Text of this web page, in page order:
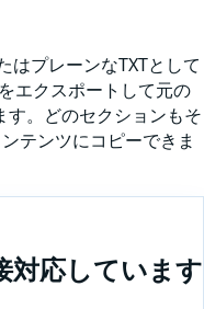
はプレーンなTXTとして
エクスポートして元の
。どのセクションもそ
テンツにコピーできま
対応しています